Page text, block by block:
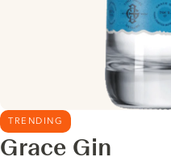
TRENDING
Grace Gin